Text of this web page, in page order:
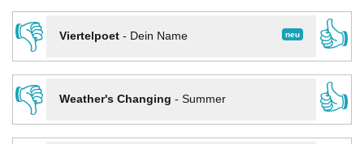
👎
neu
Viertelpoet- Dein Name
👍
👎
Weather's Changing - Summer
👍